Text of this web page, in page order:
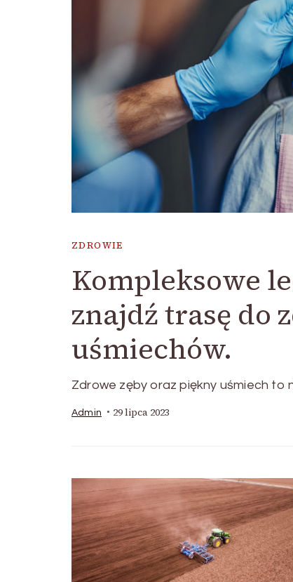
ZDROWIE
Kompleksowe
znajdź trasę do
uśmiechów.
Zdrowe zęby oraz piękny uśmiech
Admin 29 lipca 2023